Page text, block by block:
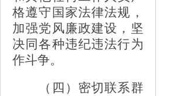
格遵守国家法律法规，
加强党风廉政建设，坚
决同各种违纪违法行为
作斗争。
（四）密切联系群